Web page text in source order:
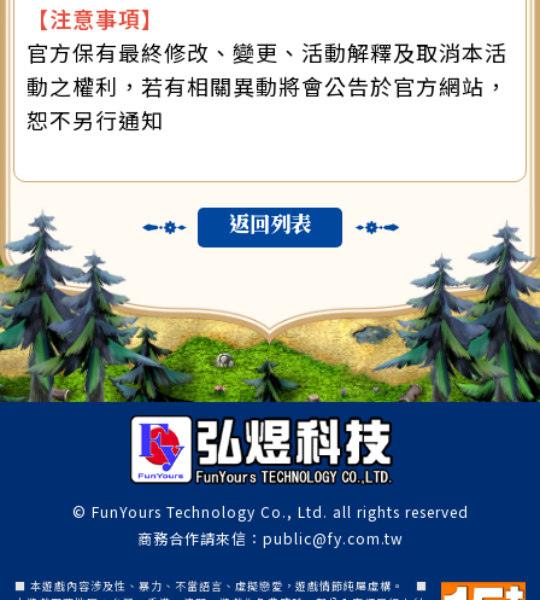
【注意事項】
官方保有最終修改、變更、活動解釋及取消本活
動之權利，若有相關異動將會公告於官方網站，
恕不另行通知
返回列表
© FunYours Technology Co., Ltd. all rights reserved
商務合作請來信：public@fy.com.tw
■ 本遊戲內容涉及性、暴力、不當語言、虛擬戀愛，遊戲情節純屬虛構。 ■